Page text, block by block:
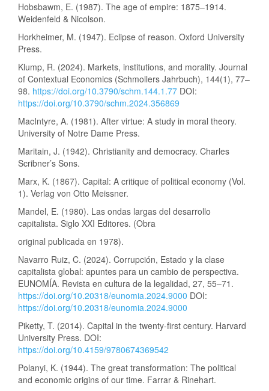
Hobsbawm, E. (1987). The age of empire: 1875–1914.
Weidenfeld & Nicolson.
Horkheimer, M. (1947). Eclipse of reason. Oxford University
Press.
Klump, R. (2024). Markets, institutions, and morality. Journal
of Contextual Economics (Schmollers Jahrbuch), 144(1), 77–
98. https://doi.org/10.3790/schm.144.1.77 DOI:
https://doi.org/10.3790/schm.2024.356869
MacIntyre, A. (1981). After virtue: A study in moral theory.
University of Notre Dame Press.
Maritain, J. (1942). Christianity and democracy. Charles
Scribner’s Sons.
Marx, K. (1867). Capital: A critique of political economy (Vol.
1). Verlag von Otto Meissner.
Mandel, E. (1980). Las ondas largas del desarrollo
capitalista. Siglo XXI Editores. (Obra
original publicada en 1978).
Navarro Ruiz, C. (2024). Corrupción, Estado y la clase
capitalista global: apuntes para un cambio de perspectiva.
EUNOMÍA. Revista en cultura de la legalidad, 27, 55–71.
https://doi.org/10.20318/eunomia.2024.9000 DOI:
https://doi.org/10.20318/eunomia.2024.9000
Piketty, T. (2014). Capital in the twenty-first century. Harvard
University Press. DOI:
https://doi.org/10.4159/9780674369542
Polanyi, K. (1944). The great transformation: The political
and economic origins of our time. Farrar & Rinehart.